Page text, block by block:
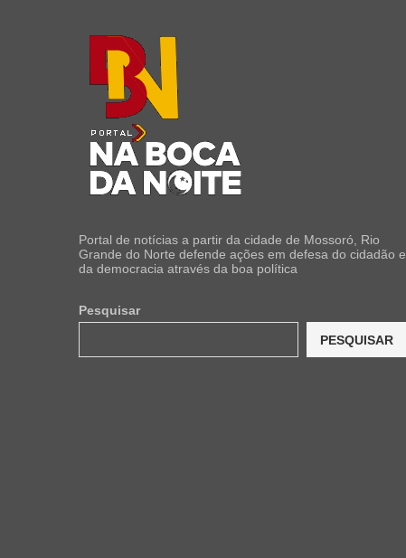
Portal de notícias a partir da cidade de Mossoró, Rio
Grande do Norte defende ações em defesa do cidadão e
da democracia através da boa política
Pesquisar
PESQUISAR